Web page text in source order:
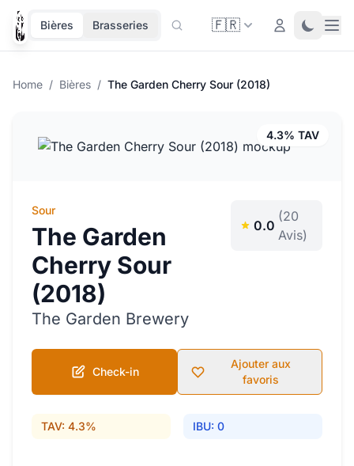
Bières Brasseries 🇫🇷 Login Toggle
Home / Bières / The Garden Cherry Sour (2018)
4.3% TAV
Sour
The Garden
Cherry Sour
(2018)
The Garden Brewery
0.0
(20
Avis)
Check-in
Ajouter aux
favoris
TAV: 4.3% IBU: 0